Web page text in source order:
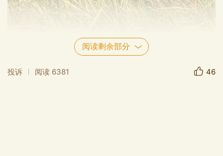
阅读剩余部分
投诉 阅读 6381 46